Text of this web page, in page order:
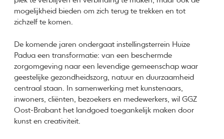
mogelijkheid bieden om zich terug te trekken en tot
zichzelf te komen.
De komende jaren ondergaat instellingsterrein Huize
Padua een transformatie: van een beschermde
zorgomgeving naar een levendige gemeenschap waar
geestelijke gezondheidszorg, natuur en duurzaamheid
centraal staan. In samenwerking met kunstenaars,
inwoners, cliënten, bezoekers en medewerkers, wil GGZ
Oost-Brabant het landgoed toegankelijk maken door
kunst en creativiteit.